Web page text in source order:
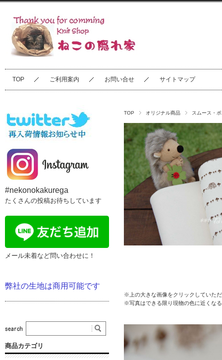
TOP ご利用案内 お問い合せ サイトマップ
TOP オリジナル商品 スムース・
※上の大きな画像をクリックしていた
※写真はできる限り現物の色に近くな
#nekonokakurega
たくさんの投稿お待ちしています
メール未着など問い合わせに！
弊社の生地は商用可能です
商品カテゴリ